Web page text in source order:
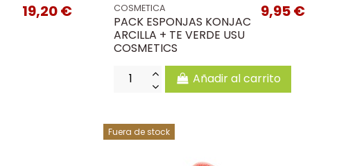
19,20 € COSMETICA
PACK ESPONJAS KONJAC
ARCILLA + TE VERDE USU
COSMETICS
9,95 €
Añadir al carrito
Fuera de stock